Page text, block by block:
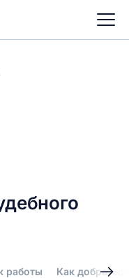
работы Как добраться